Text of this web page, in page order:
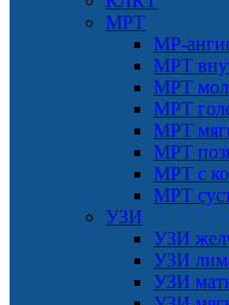
МРТ
МР-
МРТ
МРТ
МРТ
МРТ
МРТ
МРТ с
МРТ
УЗИ
УЗИ
УЗИ
УЗИ